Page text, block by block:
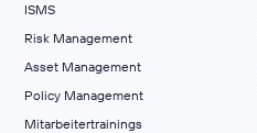
ISMS
Risk Management
Asset Management
Policy Management
Mitarbeitertrainings